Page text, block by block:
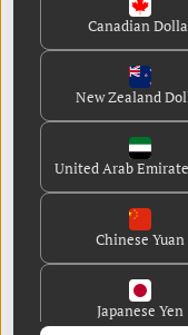
Canadian
New Zealand
Chinese Yuan
Japanese Yen